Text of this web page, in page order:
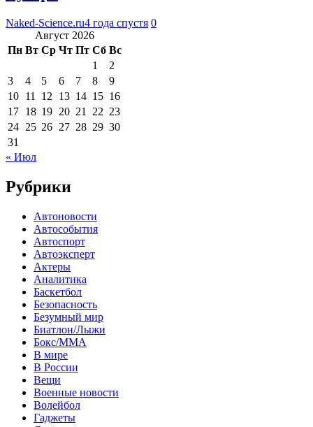
Naked-Science.ru4 года спустя 0
Август 2026
Пн Вт Ср Чт Пт Сб Вс
1
2
3
4 5 6 7 8
9
10 11 12 13 14 15 16
17 18 19 20 21 22 23
24 25 26 27 28 29 30
31
« Июл
Рубрики
Автоновости
Автособытия
Автоспорт
Автоэксперт
Актеры
Аналитика
Баскетбол
Безопасность
Безумный мир
Биатлон/Лыжи
Бокс/MMA
В мире
В России
Вещи
Военные новости
Волейбол
Гаджеты